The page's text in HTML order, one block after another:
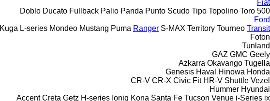
Fiat
500
Doblo Ducato Fullback Palio Panda Punto Scudo Tipo Topolino Toro
Ford
Kuga L-series Mondeo Mustang Puma Ranger S-MAX Territory Tourneo Transit
Foton
Tunland
GAZ GMC Geely
Azkarra Okavango Tugella
Genesis Haval Hinowa Honda
CR-V CR-X Civic Fit HR-V Shuttle Vezel
Hummer Hyundai
Accent Creta Getz H-series Ioniq Kona Santa Fe Tucson Venue i-Series ix